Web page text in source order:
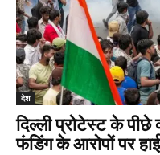
देश
दिल्ली प्रोटेस्ट के पीछे
फंडिंग के आरोपों पर